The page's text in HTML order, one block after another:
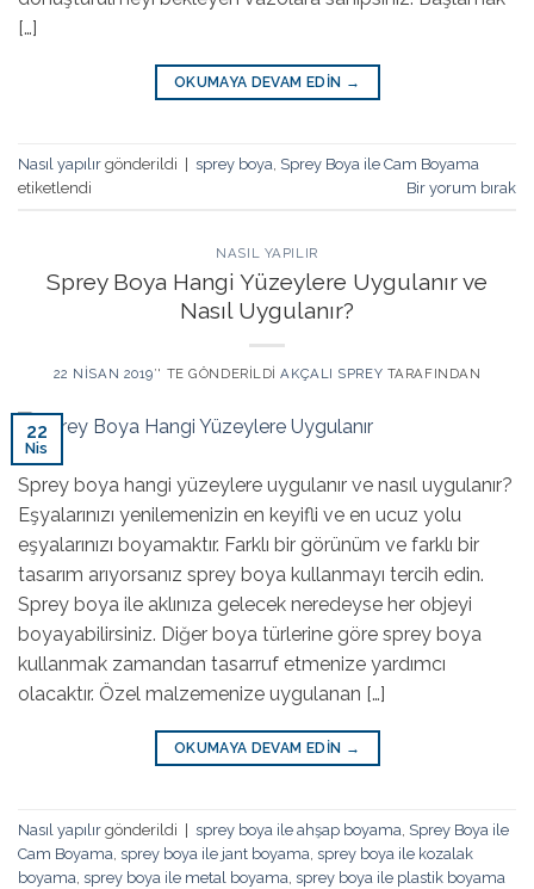
[…]
OKUMAYA DEVAM EDIN →
Nasıl yapılır gönderildi | sprey boya Sprey Boya ile Cam Boyama
etiketlendi
Bir yorum bırak
NASIL YAPILIR
Sprey Boya Hangi Yüzeylere Uygulanır ve
Nasıl Uygulanır?
22 NISAN 2019’' TE GÖNDERILDI AKÇALI SPREY TARAFINDAN
22
Nis
Sprey boya hangi yüzeylere uygulanır ve nasıl uygulanır?
Eşyalarınızı yenilemenizin en keyifli ve en ucuz yolu
eşyalarınızı boyamaktır. Farklı bir görünüm ve farklı bir
tasarım arıyorsanız sprey boya kullanmayı tercih edin.
Sprey boya ile aklınıza gelecek neredeyse her objeyi
boyayabilirsiniz. Diğer boya türlerine göre sprey boya
kullanmak zamandan tasarruf etmenize yardımcı
olacaktır. Özel malzemenize uygulanan […]
OKUMAYA DEVAM EDIN →
Nasıl yapılır gönderildi | sprey boya ile ahşap boyama Sprey Boya ile
Cam Boyama sprey boya ile jant boyama sprey boya ile kozalak
boyama sprey boya ile metal boyama sprey boya ile plastik boyama